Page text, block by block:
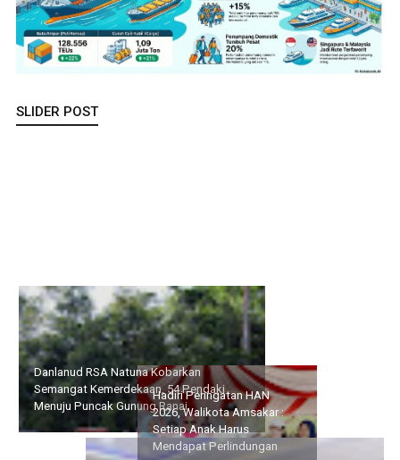
SLIDER POST
Danlanud RSA Natuna Kobarkan Semangat Kemerdekaan, 54
Pendaki Menuju Puncak Gunung Ranai
Hadiri Peringatan HAN
2026, Walikota Amsakar :
Setiap Anak Harus
Mendapat Perlindungan
Usai Jalani Bhakti Akademi
TNI di Natuna, Danlanud
RSA Lepas Taruna Akademi
TNI